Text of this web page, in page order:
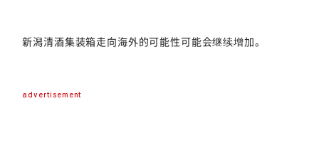
新潟清酒集装箱走向海外的可能性可能会继续增加。
advertisement